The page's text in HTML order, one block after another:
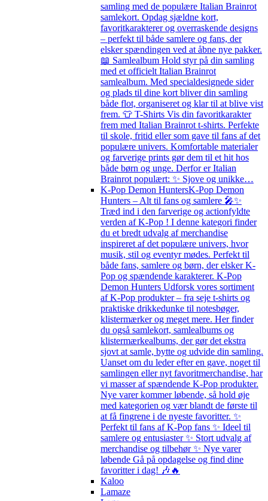
samling med de populære Italian Brainrot
samlekort. Opdag sjældne kort,
favoritkarakterer og overraskende designs
– perfekt til både samlere og fans, der
elsker spændingen ved at åbne nye pakker.
📖 Samlealbum Hold styr på din samling
med et officielt Italian Brainrot
samlealbum. Med specialdesignede sider
og plads til dine kort bliver din samling
både flot, organiseret og klar til at blive vist
frem. 👕 T-Shirts Vis din favoritkarakter
frem med Italian Brainrot t-shirts. Perfekte
til skole, fritid eller som gave til fans af det
populære univers. Komfortable materialer
og farverige prints gør dem til et hit hos
både børn og unge. Derfor er Italian
Brainrot populært: ✨ Sjove og unikke…
K-Pop Demon HuntersK-Pop Demon
Hunters – Alt til fans og samlere 🎤✨
Træd ind i den farverige og actionfyldte
verden af K-Pop ! I denne kategori finder
du et bredt udvalg af merchandise
inspireret af det populære univers, hvor
musik, stil og eventyr mødes. Perfekt til
både fans, samlere og børn, der elsker K-
Pop og spændende karakterer. K-Pop
Demon Hunters Udforsk vores sortiment
af K-Pop produkter – fra seje t-shirts og
praktiske drikkedunke til notesbøger,
klistermærker og meget mere. Her finder
du også samlekort, samlealbums og
klistermærkealbums, der gør det ekstra
sjovt at samle, bytte og udvide din samling.
Uanset om du leder efter en gave, noget til
samlingen eller nyt favoritmerchandise, har
vi masser af spændende K-Pop produkter.
Nye varer kommer løbende, så hold øje
med kategorien og vær blandt de første til
at få fingrene i de nyeste favoritter. ✨
Perfekt til fans af K-Pop fans ✨ Ideel til
samlere og entusiaster ✨ Stort udvalg af
merchandise og tilbehør ✨ Nye varer
løbende Gå på opdagelse og find dine
favoritter i dag! 🎶🔥
Kaloo
Lamaze